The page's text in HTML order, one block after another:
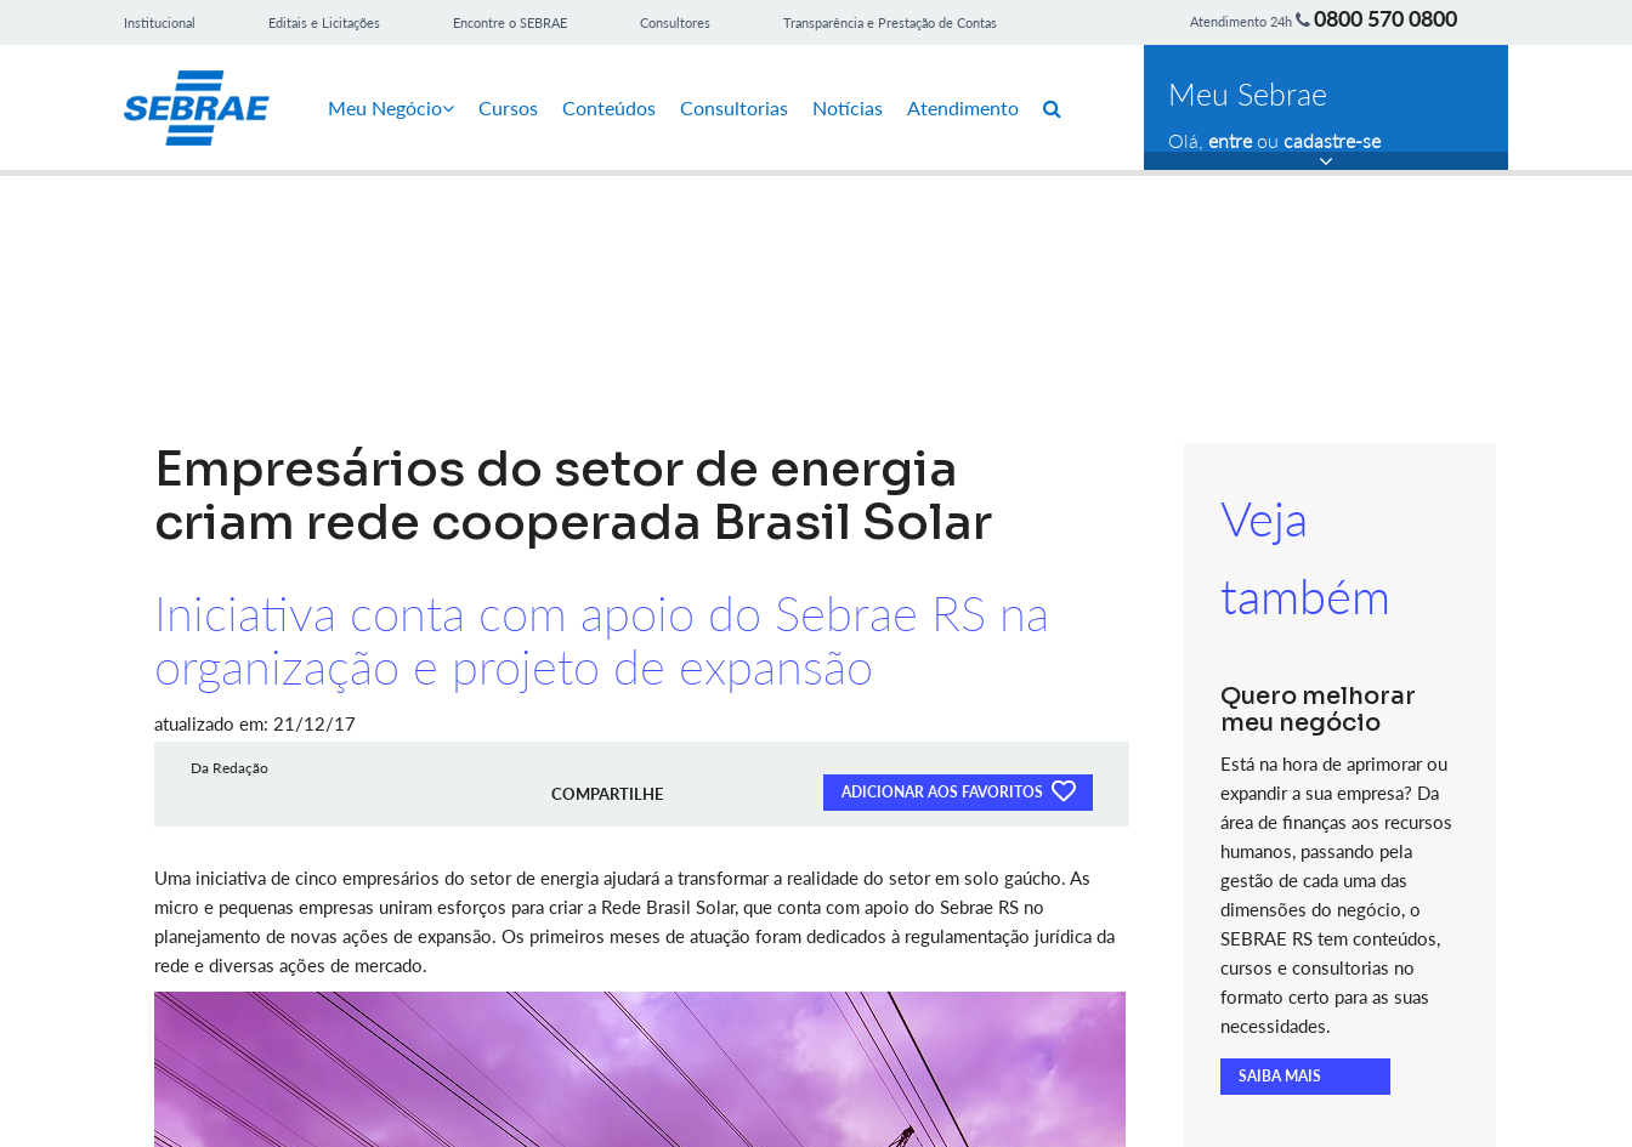
Institucional Editais e Licitações Encontre o SEBRAE Consultores Transparência e Prestação de Contas Atendimento 24h 0800 570 0800
Meu Negócio Cursos Conteúdos Consultorias Notícias Atendimento Meu Sebrae
Olá, entreou cadastre-se
Empresários do setor de energia
criam rede cooperada Brasil Solar
Iniciativa conta com apoio do Sebrae RS na
organização e projeto de expansão
atualizado em: 21/12/17
Da Redação
COMPARTILHE ADICIONAR AOS FAVORITOS
Uma iniciativa de cinco empresários do setor de energia ajudará a transformar a realidade do setor em solo gaúcho. As
micro e pequenas empresas uniram esforços para criar a Rede Brasil Solar, que conta com apoio do Sebrae RS no
planejamento de novas ações de expansão. Os primeiros meses de atuação foram dedicados à regulamentação jurídica da
rede e diversas ações de mercado.
Veja
também
Quero melhorar
meu negócio
Está na hora de aprimorar ou
expandir a sua empresa? Da
área de finanças aos recursos
humanos, passando pela
gestão de cada uma das
dimensões do negócio, o
SEBRAE RS tem conteúdos,
cursos e consultorias no
formato certo para as suas
necessidades.
SAIBA MAIS